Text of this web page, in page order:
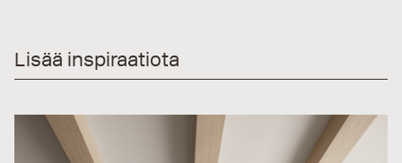
Lisää inspiraatiota